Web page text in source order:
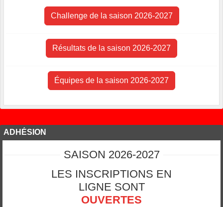
Challenge de la saison 2026-2027
Résultats de la saison 2026-2027
Équipes de la saison 2026-2027
ADHÉSION
SAISON 2026-2027
LES INSCRIPTIONS EN
LIGNE SONT
OUVERTES